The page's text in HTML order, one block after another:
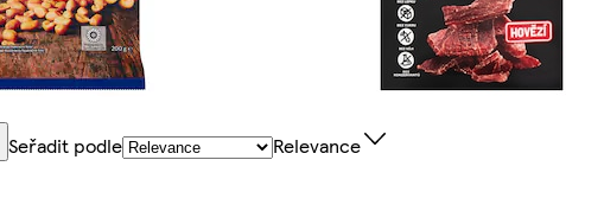
Seřadit podle Relevance